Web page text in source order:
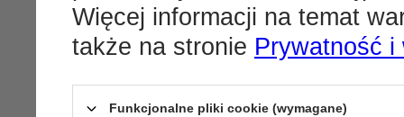
Więcej informacji na temat
także na stronie Prywatność i
Funkcjonalne pliki cookie (wymagane)